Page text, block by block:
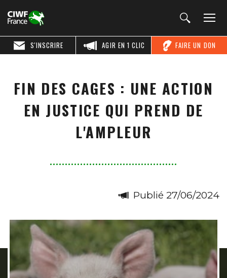
FAIRE UN DON
AGIR EN 1 CLIC
S'INSCRIRE
FIN DES CAGES : UNE ACTION
EN JUSTICE QUI PREND DE
L'AMPLEUR
Publié 27/06/2024